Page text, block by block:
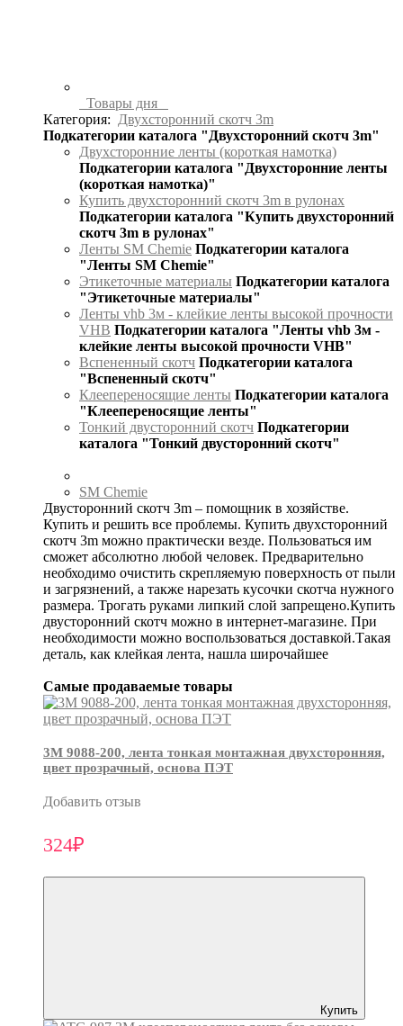
Товары дня
Категория:
Двухсторонний скотч 3m
Подкатегории каталога "Двухсторонний скотч 3m"
Двухсторонние ленты (короткая намотка)
Подкатегории каталога "Двухсторонние ленты
(короткая намотка)"
Купить двухсторонний скотч 3m в рулонах
Подкатегории каталога "Купить двухсторонний
скотч 3m в рулонах"
Ленты SM Chemie Подкатегории каталога
"Ленты SM Chemie"
Этикеточные материалы Подкатегории каталога
"Этикеточные материалы"
Ленты vhb 3м - клейкие ленты высокой прочности
VHB Подкатегории каталога "Ленты vhb 3м -
клейкие ленты высокой прочности VHB"
Вспененный скотч Подкатегории каталога
"Вспененный скотч"
Клеепереносящие ленты Подкатегории каталога
"Клеепереносящие ленты"
Тонкий двусторонний скотч Подкатегории
каталога "Тонкий двусторонний скотч"
SM Chemie
Двусторонний скотч 3m – помощник в хозяйстве.
Купить и решить все проблемы. Купить двухсторонний
скотч 3m можно практически везде. Пользоваться им
сможет абсолютно любой человек. Предварительно
необходимо очистить скрепляемую поверхность от пыли
и загрязнений, а также нарезать кусочки скотча нужного
размера. Трогать руками липкий слой запрещено.Купить
двусторонний скотч можно в интернет-магазине. При
необходимости можно воспользоваться доставкой.Такая
деталь, как клейкая лента, нашла широчайшее
Самые продаваемые товары
3М 9088-200, лента тонкая монтажная двухсторонняя,
цвет прозрачный, основа ПЭТ
Добавить отзыв
324₽
Купить